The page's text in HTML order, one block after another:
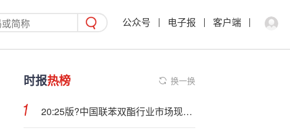
公众号 电子报 客户端
时报热榜 换一换
20:25版?中国联苯双酯行业市场现状分析及投资前景研究报告